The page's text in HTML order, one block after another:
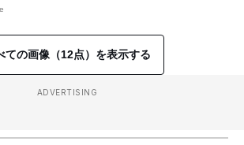
ての画像（12点）を表示する
ADVERTISING